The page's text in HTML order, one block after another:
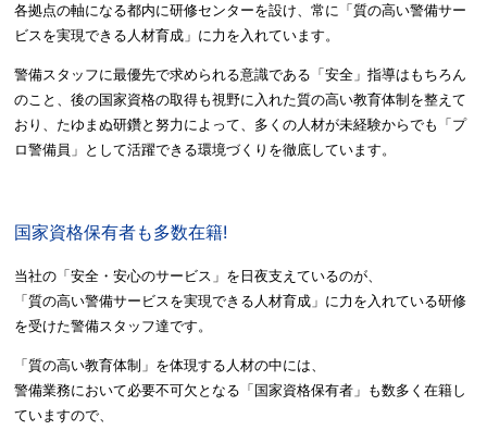
各拠点の軸になる都内に研修センターを設け、常に「質の高い警備サー
ビスを実現できる人材育成」に力を入れています。
警備スタッフに最優先で求められる意識である「安全」指導はもちろん
のこと、後の国家資格の取得も視野に入れた質の高い教育体制を整えて
おり、たゆまぬ研鑽と努力によって、多くの人材が未経験からでも「プ
ロ警備員」として活躍できる環境づくりを徹底しています。
国家資格保有者も多数在籍!
当社の「安全・安心のサービス」を日夜支えているのが、
「質の高い警備サービスを実現できる人材育成」に力を入れている研修
を受けた警備スタッフ達です。
「質の高い教育体制」を体現する人材の中には、
警備業務において必要不可欠となる「国家資格保有者」も数多く在籍し
ていますので、